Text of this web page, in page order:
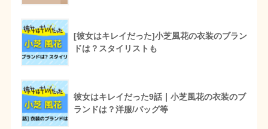
[彼女はキレイだった]小芝風花の衣装のブラン
ドは？スタイリストも
彼女はキレイだった9話｜小芝風花の衣装のブ
ランドは？洋服/バッグ等